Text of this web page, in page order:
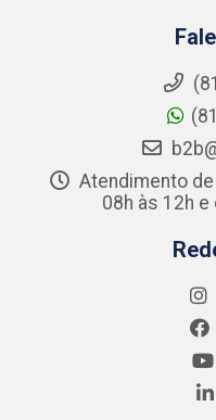
Atendimento
08h às 12h